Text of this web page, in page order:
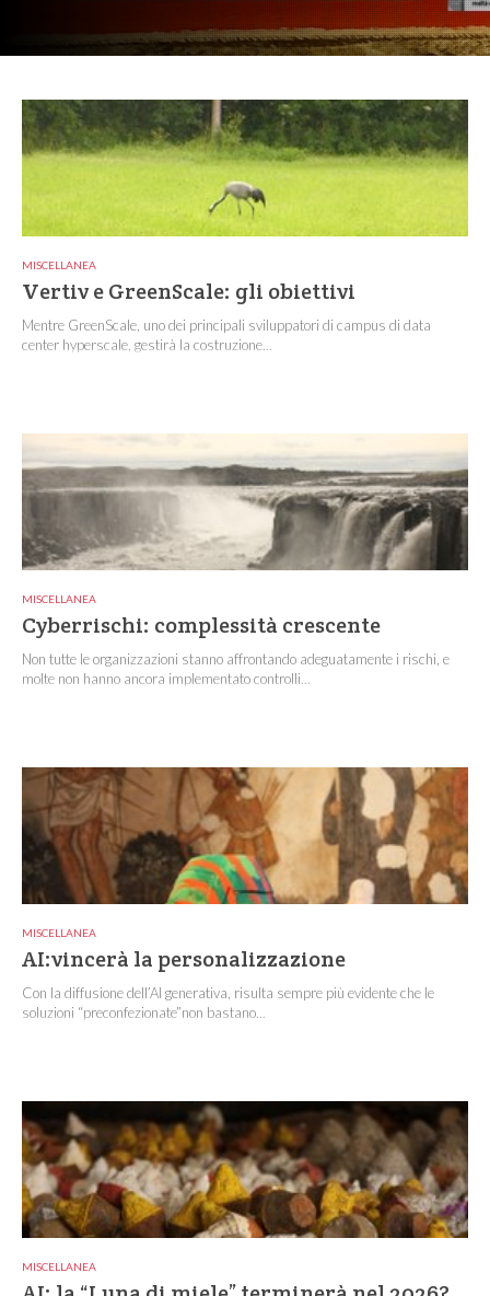
MISCELLANEA
Vertiv e GreenScale: gli obiettivi
Mentre GreenScale, uno dei principali sviluppatori di campus di data
center hyperscale, gestirà la costruzione...
MISCELLANEA
Cyberrischi: complessità crescente
Non tutte le organizzazioni stanno affrontando adeguatamente i rischi, e
molte non hanno ancora implementato controlli...
MISCELLANEA
AI:vincerà la personalizzazione
Con la diffusione dell’AI generativa, risulta sempre più evidente che le
soluzioni “preconfezionate”non bastano...
MISCELLANEA